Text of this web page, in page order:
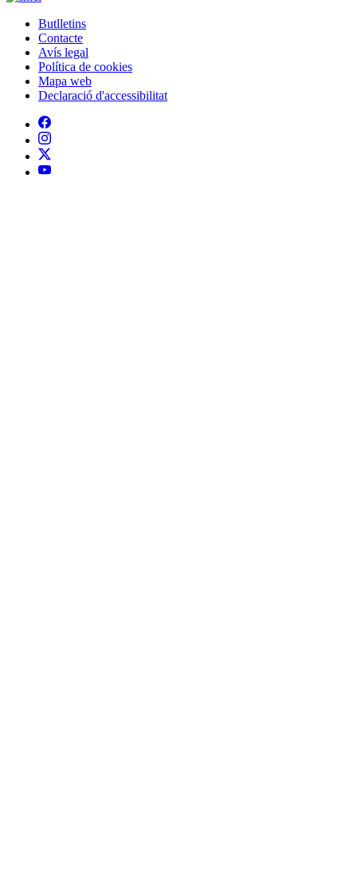
Peu
Butlletins
Contacte
Avís legal
Política de cookies
Mapa web
Declaració d'accessibilitat